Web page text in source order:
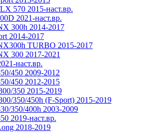
570 2015-наст.вр.
2021-наст.вр.
300h 2014-2017
2014-2017
TURBO 2015-2017
300 2017-2021
наст.вр.
450 2009-2012
450 2012-2015
350 2015-2019
350/450h (F-Sport) 2015-2019
350/400h 2003-2009
2019-наст.вр.
2018-2019